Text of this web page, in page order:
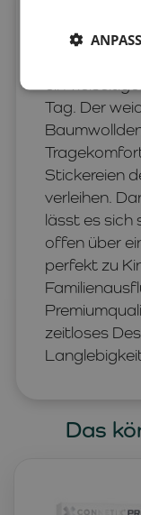
Kinder-
Alltagsstil
Tag. Der
Stickereien
verleihen.
lässt es sich
offen über
perfekt zu
zeitloses
Das